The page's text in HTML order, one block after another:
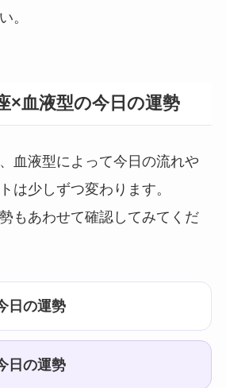
。
×血液型の今日の運勢
血液型によって今日の流れや
は少しずつ変わります。
もあわせて確認してみてくだ
日の運勢
日の運勢